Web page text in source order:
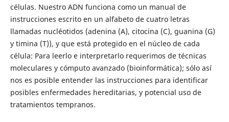
células. Nuestro ADN funciona como un manual de
instrucciones escrito en un alfabeto de cuatro letras
llamadas nucléotidos (adenina (A), citocina (C), guanina (G)
y timina (T)), y que está protegido en el núcleo de cada
célula: Para leerlo e interpretarlo requerimos de técnicas
moleculares y cómputo avanzado (bioinformática); sólo así
nos es posible entender las instrucciones para identificar
posibles enfermedades hereditarias, y potencial uso de
tratamientos tempranos.